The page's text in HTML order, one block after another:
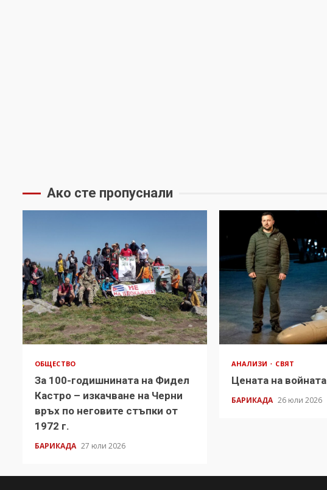
Ако сте пропуснали
ОБЩЕСТВО
За 100-годишнината на Фидел
Кастро – изкачване на Черни
връх по неговите стъпки от
1972 г.
БАРИКАДА 27 юли 2026
АНАЛИЗИ СВЯТ
Цената на войната
БАРИКАДА 26 юли 2026